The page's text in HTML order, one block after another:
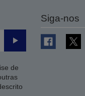
Enviar
de
Siga-nos